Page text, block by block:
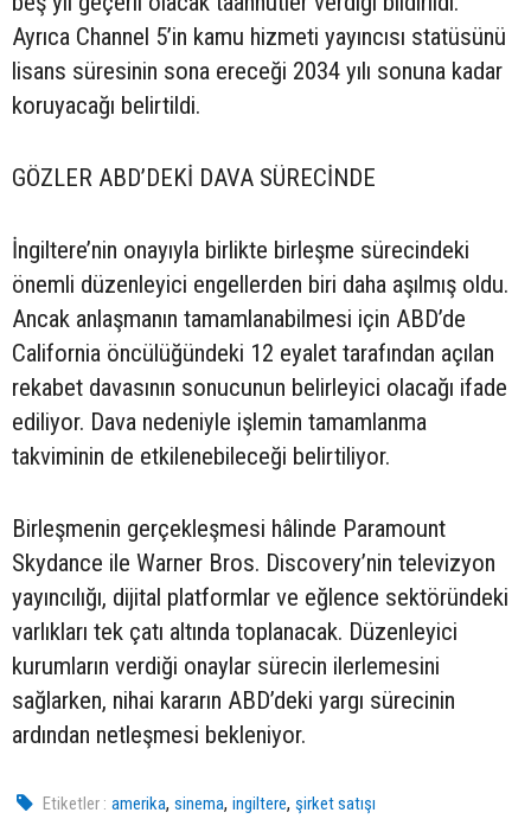
Ayrıca Channel 5’in kamu hizmeti yayıncısı statüsünü
lisans süresinin sona ereceği 2034 yılı sonuna kadar
koruyacağı belirtildi.
GÖZLER ABD’DEKİ DAVA SÜRECİNDE
İngiltere’nin onayıyla birlikte birleşme sürecindeki
önemli düzenleyici engellerden biri daha aşılmış oldu.
Ancak anlaşmanın tamamlanabilmesi için ABD’de
California öncülüğündeki 12 eyalet tarafından açılan
rekabet davasının sonucunun belirleyici olacağı ifade
ediliyor. Dava nedeniyle işlemin tamamlanma
takviminin de etkilenebileceği belirtiliyor.
Birleşmenin gerçekleşmesi hâlinde Paramount
Skydance ile Warner Bros. Discovery’nin televizyon
yayıncılığı, dijital platformlar ve eğlence sektöründeki
varlıkları tek çatı altında toplanacak. Düzenleyici
kurumların verdiği onaylar sürecin ilerlemesini
sağlarken, nihai kararın ABD’deki yargı sürecinin
ardından netleşmesi bekleniyor.
Etiketler : amerika,sinema,ingiltere,şirket satışı